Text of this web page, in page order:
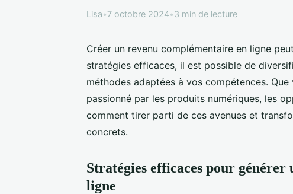
Lisa•7 octobre 2024•3 min de lecture
Créer un revenu complémentaire en ligne
stratégies efficaces, il est possible de
méthodes adaptées à vos compétences.
passionné par les produits numériques, les
comment tirer parti de ces avenues et
concrets.
Stratégies efficaces pour
ligne